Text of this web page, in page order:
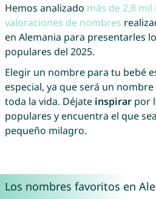
Hemos analizado más de 2,8
valoraciones de nombres
en Alemania para presentarles
populares del 2025.
Elegir un nombre para tu bebé
especial, ya que será un
toda la vida. Déjate inspirarpor
populares y encuentra el que
pequeño milagro.
Los nombres favoritos en